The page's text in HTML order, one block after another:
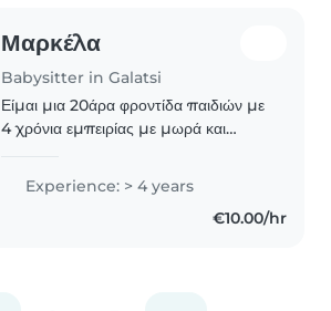
Μαρκέλα
Babysitter in Galatsi
Είμαι μια 20άρα φροντίδα παιδιών με
4 χρόνια εμπειρίας με μωρά και
υπεύθυνη, δημιουργική και
υπομονετική, με ειδίκευση σε
Experience: > 4 years
€10.00/hr